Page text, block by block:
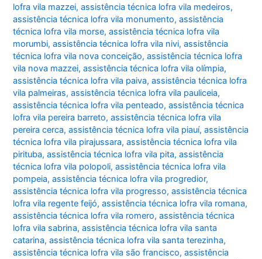
lofra vila mazzei,assistência técnica lofra vila medeiros,
assistência técnica lofra vila monumento,assistência
técnica lofra vila morse,assistência técnica lofra vila
morumbi,assistência técnica lofra vila nivi,assistência
técnica lofra vila nova conceição,assistência técnica lofra
vila nova mazzei,assistência técnica lofra vila olímpia,
assistência técnica lofra vila paiva,assistência técnica lofra
vila palmeiras,assistência técnica lofra vila pauliceia,
assistência técnica lofra vila penteado,assistência técnica
lofra vila pereira barreto,assistência técnica lofra vila
pereira cerca,assistência técnica lofra vila piauí,assistência
técnica lofra vila pirajussara,assistência técnica lofra vila
pirituba,assistência técnica lofra vila pita,assistência
técnica lofra vila polopoli,assistência técnica lofra vila
pompeia,assistência técnica lofra vila progredior,
assistência técnica lofra vila progresso,assistência técnica
lofra vila regente feijó,assistência técnica lofra vila romana,
assistência técnica lofra vila romero,assistência técnica
lofra vila sabrina,assistência técnica lofra vila santa
catarina,assistência técnica lofra vila santa terezinha,
assistência técnica lofra vila são francisco,assistência